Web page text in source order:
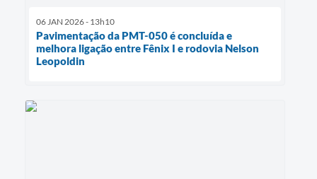
06 JAN 2026 - 13h10
Pavimentação da PMT-050 é concluída e
melhora ligação entre Fênix I e rodovia Nelson
Leopoldin